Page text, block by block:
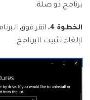
برنامج ذو صلة.
الخطوة 4.
لإلغاء تثبيت البرنامج.